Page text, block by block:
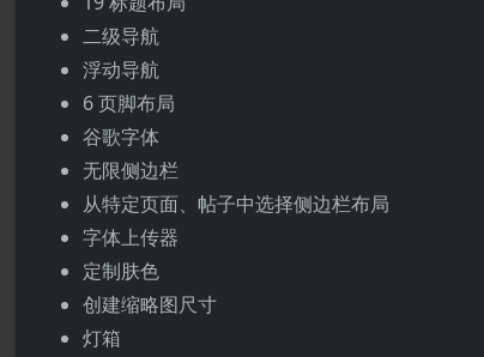
二级导航
浮动导航
6 页脚布局
谷歌字体
无限侧边栏
从特定页面、帖子中选择侧边栏布局
字体上传器
定制肤色
创建缩略图尺寸
灯箱